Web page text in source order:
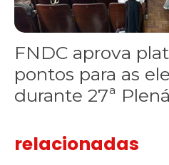
FNDC aprova
pontos para as
durante 27ª
relacionadas